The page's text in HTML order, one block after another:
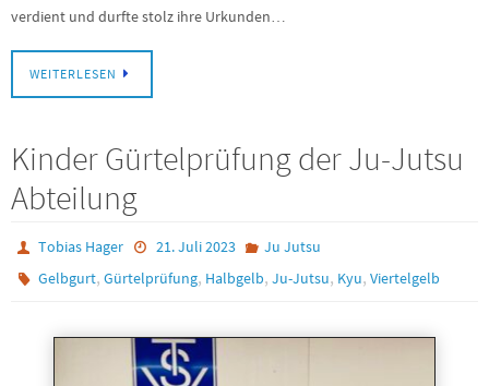
verdient und durfte stolz ihre Urkunden…
WEITERLESEN
Kinder Gürtelprüfung der Ju-Jutsu
Abteilung
Tobias Hager 21. Juli 2023
Ju Jutsu
Gelbgurt,Gürtelprüfung, Halbgelb,Ju-Jutsu, Kyu,Viertelgelb